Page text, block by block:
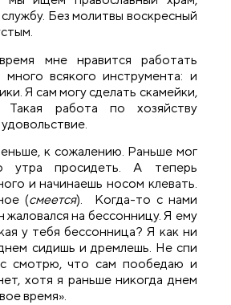
Без молитвы воскресный
мне нравится работать
всякого инструмента: и
Я сам могу сделать скамейки,
Такая работа по хозяйству
к сожалению. Раньше мог
утра просидеть. А теперь
и начинаешь носом клевать.
(смеется). Когда-то с нами
жаловался на бессонницу. Я ему
у тебя бессонница? Я как ни
сидишь и дремлешь. Не спи
смотрю, что сам пообедаю и
хотя я раньше никогда днем
время».